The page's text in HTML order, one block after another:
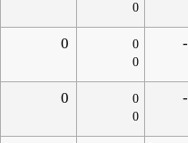
0
0
0
0
-
0
0
0
-